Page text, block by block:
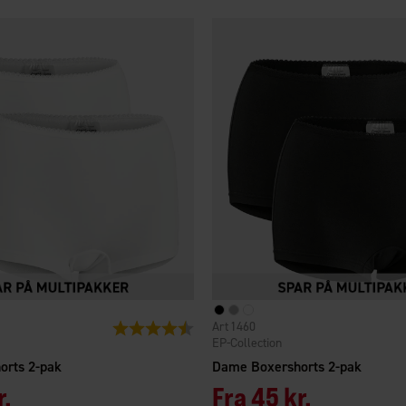
2-pak
Vurdering: 4.1 ud af 5 stjerner
Dame Boxershorts 2-pak
EP-Collection
1460
Fra45 kr.